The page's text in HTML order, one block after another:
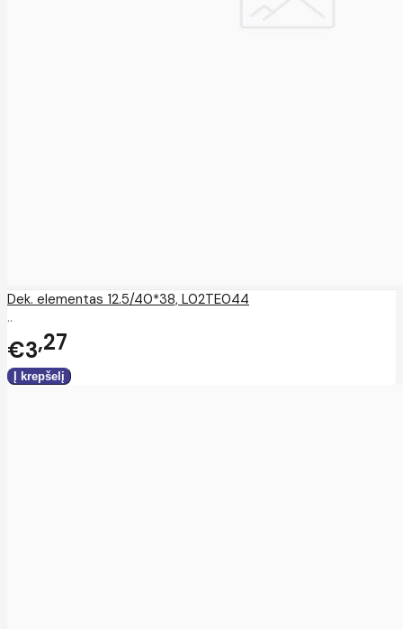
Dek. elementas 12.5/40*38, L02TE044
..
€3 27